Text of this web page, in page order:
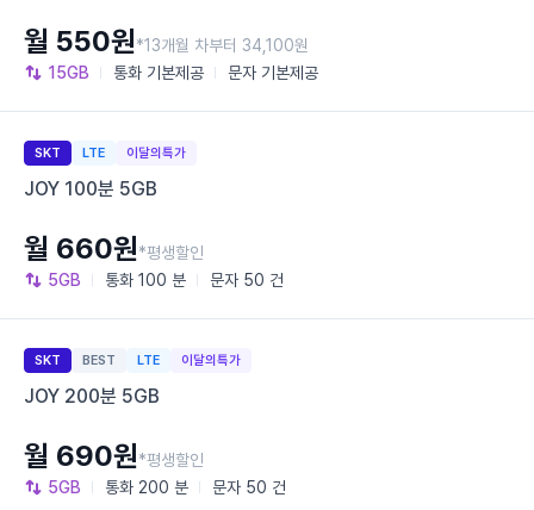
15GB 통화 기본제공 문자 기본제공
월 550원*13개월 차부터 34,100원
SKT LTE 이달의특가
JOY 100분 5GB
5GB 통화 100 분 문자 50 건
월 660원*평생할인
SKT BEST LTE 이달의특가
JOY 200분 5GB
5GB 통화 200 분 문자 50 건
월 690원*평생할인